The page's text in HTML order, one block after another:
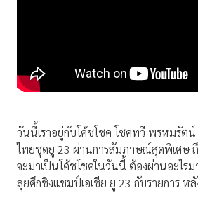
วันนี้เราอยู่กับโค้ชโชค โชคทวี พรหมรัต
ไทยชุดยู 23 ผ่านการสัมภาษณ์สุดพิเศษ ถึ
จะมาเป็นโค้ชโชคในวันนี้ ต้องผ่านอะไร
ลุยศึกชิงแชมป์เอเชีย ยู 23 กับรายการ ห